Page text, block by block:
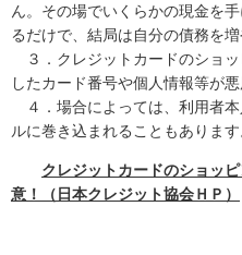
ん。その場でいくらかの現金を
るだけで、結局は自分の債務を増
３．クレジットカードのショ
したカード番号や個人情報等が
４．場合によっては、利用者
ルに巻き込まれることもあ
クレジットカードのショッ
意！（日本クレジット協会ＨＰ）